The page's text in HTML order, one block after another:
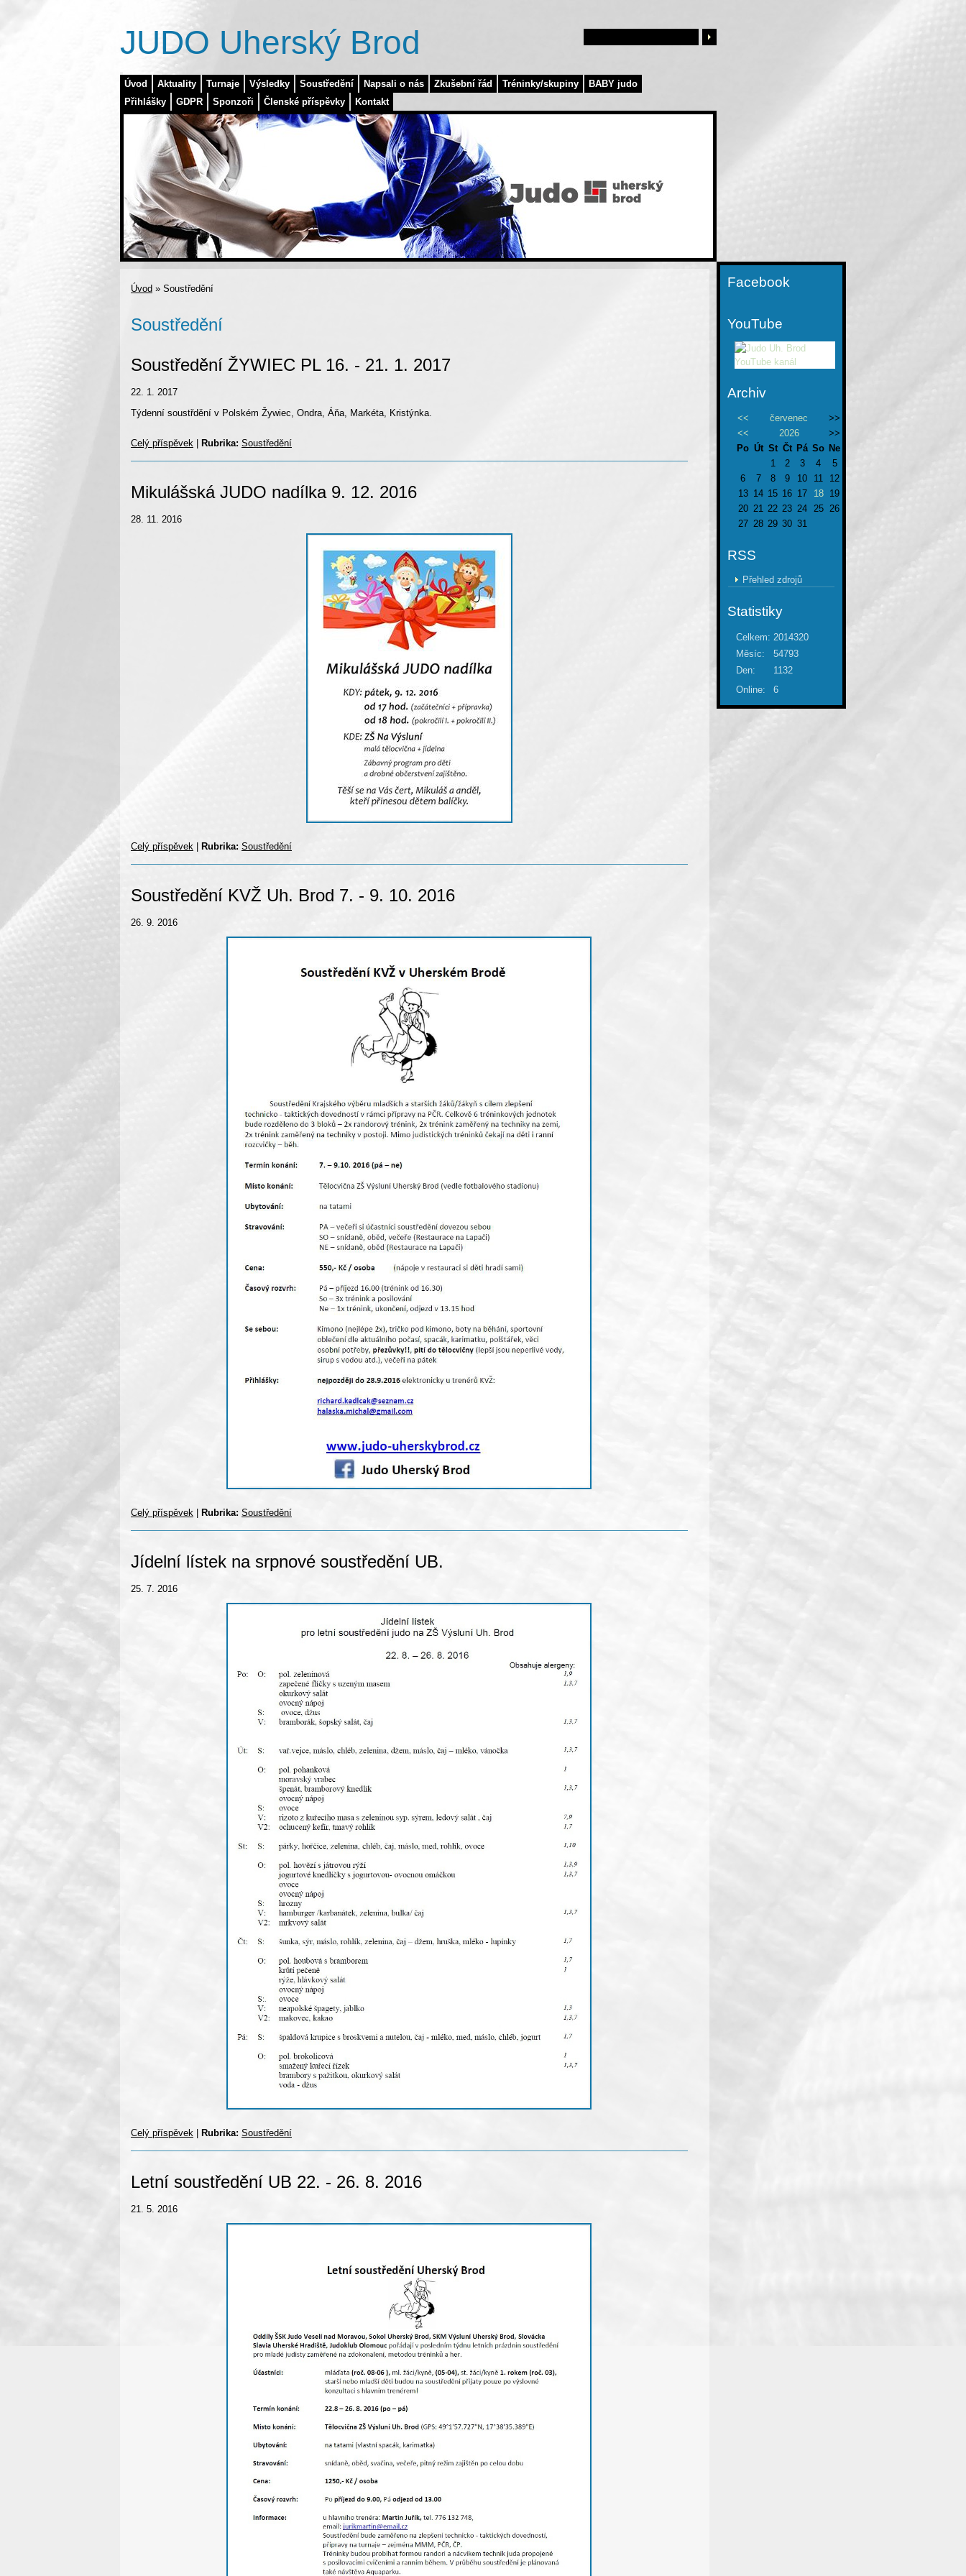
Úvod Aktuality Turnaje Výsledky Soustředění Napsali o nás Zkušební řád Tréninky/skupiny
BABY judo
Přihlášky
GDPR Sponzoři Členské příspěvky Kontakt
JUDO Uherský Brod
Úvod » Soustředění
Soustředění
Soustředění ŽYWIEC PL 16. - 21. 1. 2017
22. 1. 2017
Týdenní soustřdění v Polském Žywiec, Ondra, Áňa, Markéta, Kristýnka.
Celý příspěvek Rubrika: Soustředění
Mikulášská JUDO nadílka 9. 12. 2016
28. 11. 2016
Celý příspěvek Rubrika: Soustředění
Soustředění KVŽ Uh. Brod 7. - 9. 10. 2016
26. 9. 2016
Celý příspěvek | Rubrika: Soustředění
Jídelní lístek na srpnové soustředění UB.
25. 7. 2016
Celý příspěvek | Rubrika: Soustředění
Letní soustředění UB 22. - 26. 8. 2016
21. 5. 2016
Facebook
YouTube
Archiv
<< červenec
>>
<<
2026
>>
Po Út St Čt Pá So Ne
1
2 3 4
5
6
7 8 9 10 11
12
13 14 15 16 17 18
19
20 21 22 23 24 25 26
27 28 29 30 31
RSS
Přehled zdrojů
Statistiky
Online: 6
Celkem: 2014320
Měsíc:
54793
Den:
1132